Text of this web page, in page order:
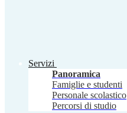
Servizi
Panoramica
Famiglie e studenti
Personale scolastico
Percorsi di studio